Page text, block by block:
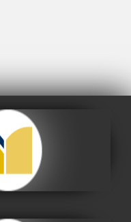
y Biblioteca
de Bolivia